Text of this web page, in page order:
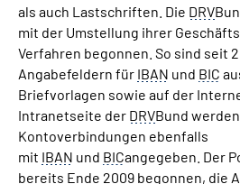
als auch Lastschriften. Die DRV
mit der Umstellung ihrer
Verfahren begonnen. So sind seit
Angabefeldern für IBAN und BIC
Briefvorlagen sowie auf der
Intranetseite der DRVBund
Kontoverbindungen ebenfalls
mit IBAN und BICangegeben. Der
bereits Ende 2009 begonnen, die